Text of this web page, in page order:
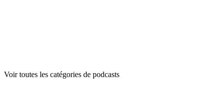
Voir toutes les catégories de podcasts